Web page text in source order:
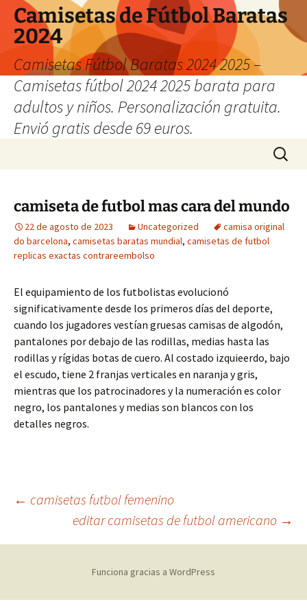
Camisetas de Fútbol Baratas
2024
Camisetas Fútbol Baratas 2024 2025 –
Camisetas fútbol 2024 2025 barata para
adultos y niños. Personalización gratuita.
Envió gratis desde 69 euros.
Buscar:
camiseta de futbol mas cara del mundo
22 de agosto de 2023 Uncategorized
camisa original
do barcelona, camisetas baratas mundial, camisetas de futbol
replicas exactas contrareembolso
El equipamiento de los futbolistas evolucionó
significativamente desde los primeros días del deporte,
cuando los jugadores vestían gruesas camisas de algodón,
pantalones por debajo de las rodillas, medias hasta las
rodillas y rígidas botas de cuero. Al costado izquieerdo, bajo
el escudo, tiene 2 franjas verticales en naranja y gris,
mientras que los patrocinadores y la numeración es color
negro, los pantalones y medias son blancos con los
detalles negros.
Navegación
de
entradas
← camisetas futbol femenino
editar camisetas de futbol americano →
Funciona gracias a WordPress